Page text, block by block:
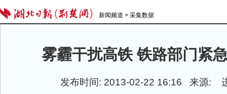
新闻频道 > 采集数据
雾霾干扰高铁 铁路部门紧
发布时间: 2013-02-22 16:16 来源: